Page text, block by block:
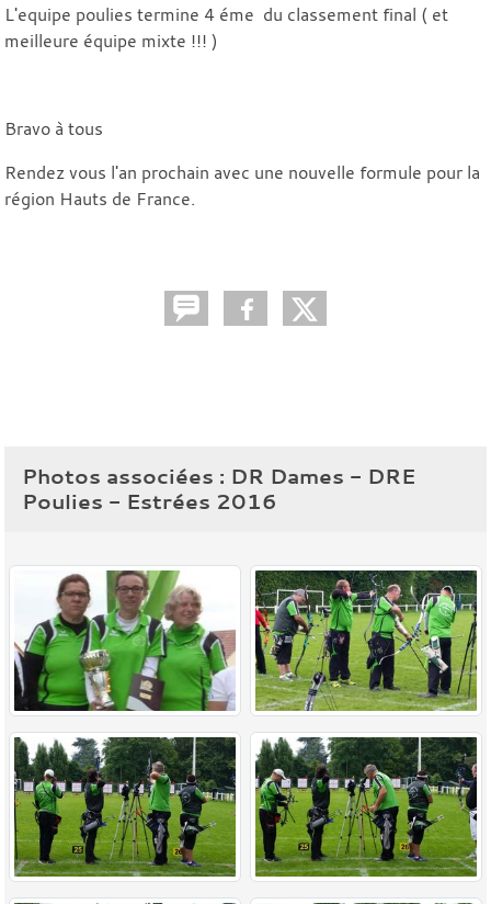
L'equipe poulies termine 4 éme du classement final ( et
meilleure équipe mixte !!! )
Bravo à tous
Rendez vous l'an prochain avec une nouvelle formule pour la
région Hauts de France.
Photos associées : DR Dames - DRE
Poulies - Estrées 2016